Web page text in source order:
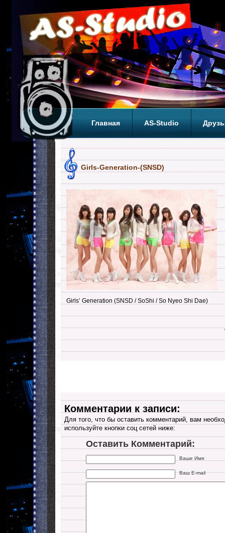
Главная AS-Studio
Girls-Generation-(SNSD)
Girls’ Generation (SNSD / SoShi / So Nyeo Shi Dae)
Комментарии к записи:
Для того, что бы оставить комментарий, вам
используйте кнопки соц сетей ниже:
Оставить Комментарий:
Ваше Имя
Ваш E-mail